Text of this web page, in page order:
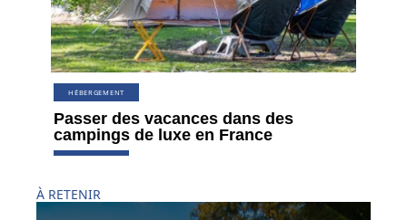
HÉBERGEMENT
Passer des vacances dans des
campings de luxe en France
À RETENIR